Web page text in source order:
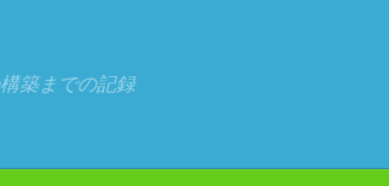
築までの記録